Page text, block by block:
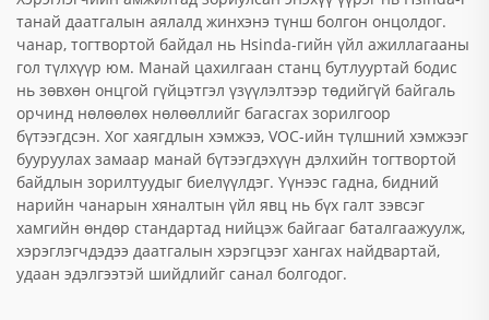
танай даатгалын аялалд жинхэнэ түнш болгон онцолдог.
чанар, тогтвортой байдал нь Hsinda-гийн үйл ажиллагааны
гол түлхүүр юм. Манай цахилгаан станц бутлууртай бодис
нь зөвхөн онцгой гүйцэтгэл үзүүлэлтээр төдийгүй байгаль
орчинд нөлөөлөх нөлөөллийг багасгах зорилгоор
бүтээгдсэн. Хог хаягдлын хэмжээ, VOC-ийн түлшний хэмжээг
бууруулах замаар манай бүтээгдэхүүн дэлхийн тогтвортой
байдлын зорилтуудыг биелүүлдэг. Үүнээс гадна, бидний
нарийн чанарын хяналтын үйл явц нь бүх галт зэвсэг
хамгийн өндөр стандартад нийцэж байгааг баталгаажуулж,
хэрэглэгчдэдээ даатгалын хэрэгцээг хангах найдвартай,
удаан эдэлгээтэй шийдлийг санал болгодог.